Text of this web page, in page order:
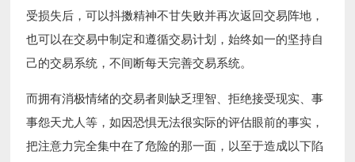
受损失后，可以抖擞精神不甘失败并再次返回交易阵地，
也可以在交易中制定和遵循交易计划，始终如一的坚持自
己的交易系统，不间断每天完善交易系统。
而拥有消极情绪的交易者则缺乏理智、拒绝接受现实、事
事怨天尤人等，如因恐惧无法很实际的评估眼前的事实，
把注意力完全集中在了危险的那一面，以至于造成以下陷